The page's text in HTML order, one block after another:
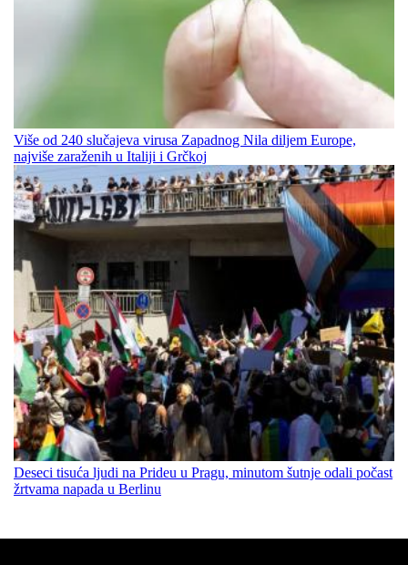
Više od 240 slučajeva virusa Zapadnog Nila diljem Europe,
najviše zaraženih u Italiji i Grčkoj
Deseci tisuća ljudi na Prideu u Pragu, minutom šutnje odali počast
žrtvama napada u Berlinu